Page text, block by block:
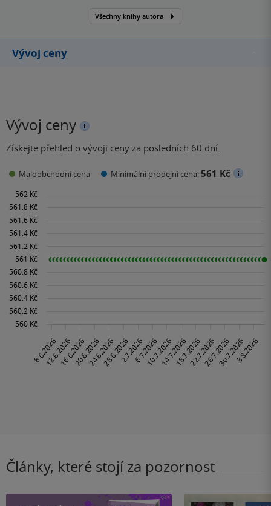
Všechny knihy autora
Vývoj ceny
Vývoj ceny
Získejte přehled o vývoji ceny za posledních 60 dní.
Maloobchodní cena Minimální prodejní cena:561 Kč
Články, které stojí za pozornost